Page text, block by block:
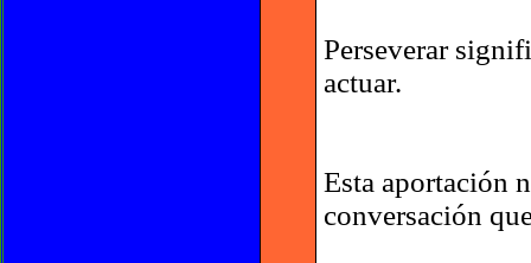
Perseverar
actuar.
Esta aportación
conversación